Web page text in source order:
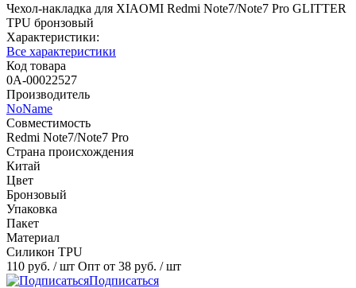
Чехол-накладка для XIAOMI Redmi Note7/Note7 Pro GLITTER
TPU бронзовый
Характеристики:
Все характеристики
Код товара
0А-00022527
Производитель
NoName
Совместимость
Redmi Note7/Note7 Pro
Страна происхождения
Китай
Цвет
Бронзовый
Упаковка
Пакет
Материал
Силикон TPU
110 руб. / шт Опт от 38 руб. / шт
Подписаться